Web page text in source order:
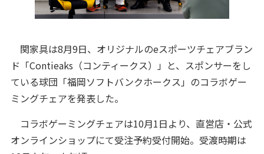
関家具は8月9日、オリジナルのeスポーツチェアブラン
ド「Contieaks（コンティークス）」と、スポンサーをし
ている球団「福岡ソフトバンクホークス」のコラボゲー
ミングチェアを発表した。
コラボゲーミングチェアは10月1日より、直営店・公式
オンラインショップにて受注予約受付開始。受渡時期は